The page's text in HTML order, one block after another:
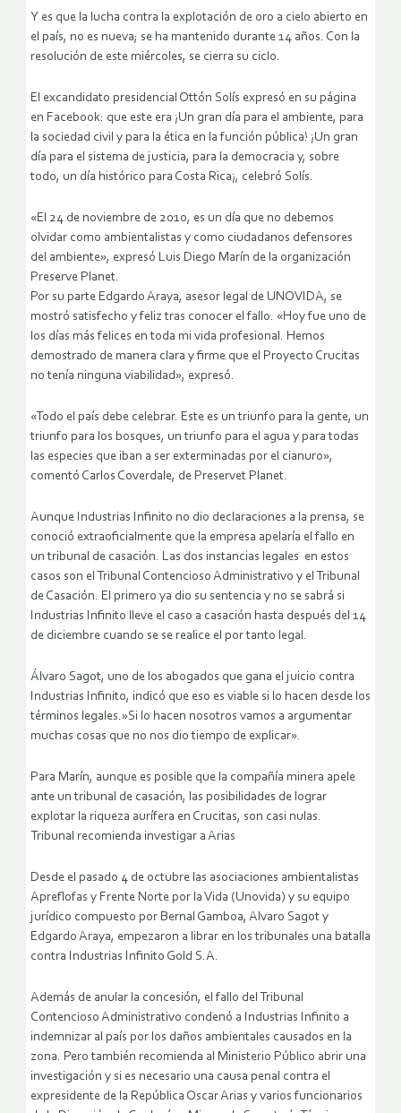
Y es que la lucha contra la explotación de oro a cielo abierto en
el país, no es nueva; se ha mantenido durante 14 años. Con la
resolución de este miércoles, se cierra su ciclo.
El excandidato presidencial Ottón Solís expresó en su página
en Facebook: que este era ¡Un gran día para el ambiente, para
la sociedad civil y para la ética en la función pública! ¡Un gran
día para el sistema de justicia, para la democracia y, sobre
todo, un día histórico para Costa Rica¡, celebró Solís.
«El 24 de noviembre de 2010, es un día que no debemos
olvidar como ambientalistas y como ciudadanos defensores
del ambiente», expresó Luis Diego Marín de la organización
Preserve Planet.
Por su parte Edgardo Araya, asesor legal de UNOVIDA, se
mostró satisfecho y feliz tras conocer el fallo. «Hoy fue uno de
los días más felices en toda mi vida profesional. Hemos
demostrado de manera clara y firme que el Proyecto Crucitas
no tenía ninguna viabilidad», expresó.
«Todo el país debe celebrar. Este es un triunfo para la gente, un
triunfo para los bosques, un triunfo para el agua y para todas
las especies que iban a ser exterminadas por el cianuro»,
comentó Carlos Coverdale, de Preservet Planet.
Aunque Industrias Infinito no dio declaraciones a la prensa, se
conoció extraoficialmente que la empresa apelaría el fallo en
un tribunal de casación. Las dos instancias legales en estos
casos son el Tribunal Contencioso Administrativo y el Tribunal
de Casación. El primero ya dio su sentencia y no se sabrá si
Industrias Infinito lleve el caso a casación hasta después del 14
de diciembre cuando se se realice el por tanto legal.
Álvaro Sagot, uno de los abogados que gana el juicio contra
Industrias Infinito, indicó que eso es viable si lo hacen desde los
términos legales.»Si lo hacen nosotros vamos a argumentar
muchas cosas que no nos dio tiempo de explicar».
Para Marín, aunque es posible que la compañía minera apele
ante un tribunal de casación, las posibilidades de lograr
explotar la riqueza aurífera en Crucitas, son casi nulas.
Tribunal recomienda investigar a Arias
Desde el pasado 4 de octubre las asociaciones ambientalistas
Apreflofas y Frente Norte por la Vida (Unovida) y su equipo
jurídico compuesto por Bernal Gamboa, Alvaro Sagot y
Edgardo Araya, empezaron a librar en los tribunales una batalla
contra Industrias Infinito Gold S.A.
Además de anular la concesión, el fallo del Tribunal
Contencioso Administrativo condenó a Industrias Infinito a
indemnizar al país por los daños ambientales causados en la
zona. Pero también recomienda al Ministerio Público abrir una
investigación y si es necesario una causa penal contra el
expresidente de la República Oscar Arias y varios funcionarios